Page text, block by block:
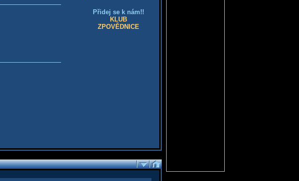
Přidej se k nám!!
KLUB
ZPOVĚDNICE